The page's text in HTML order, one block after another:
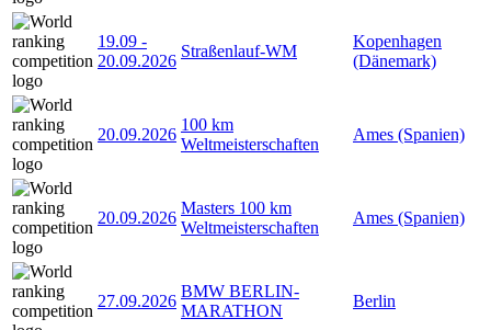
19.09 -
20.09.2026
Straßenlauf-WM
Kopenhagen
(Dänemark)
20.09.2026
100 km
Weltmeisterschaften
Ames (Spanien)
20.09.2026
Masters 100 km
Weltmeisterschaften
Ames (Spanien)
27.09.2026
BMW BERLIN-
MARATHON
Berlin